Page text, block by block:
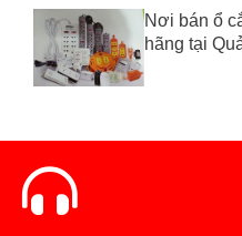
Nơi bán ổ
hãng tại